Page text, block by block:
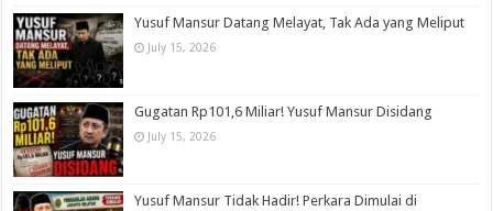
Yusuf Mansur Datang Melayat, Tak Ada yang Meliput
July 15, 2026
Gugatan Rp101,6 Miliar! Yusuf Mansur Disidang
July 15, 2026
Yusuf Mansur Tidak Hadir! Perkara Dimulai di